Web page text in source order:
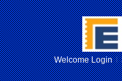
WelcomeLogin